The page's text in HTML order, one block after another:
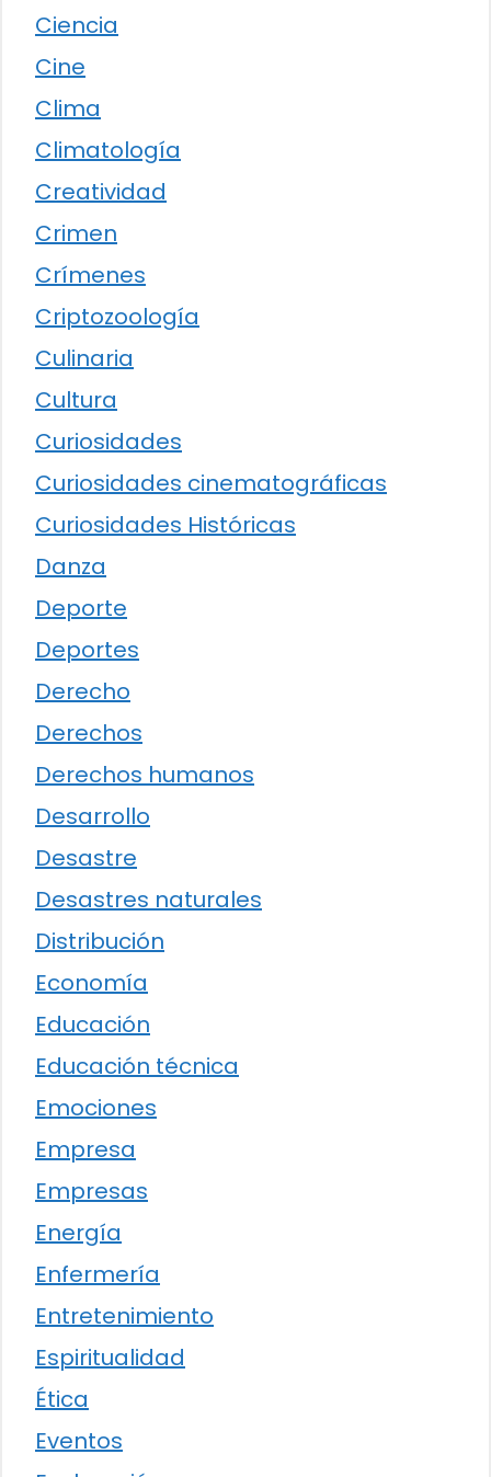
Ciencia
Cine
Clima
Climatología
Creatividad
Crimen
Crímenes
Criptozoología
Culinaria
Cultura
Curiosidades
Curiosidades cinematográficas
Curiosidades Históricas
Danza
Deporte
Deportes
Derecho
Derechos
Derechos humanos
Desarrollo
Desastre
Desastres naturales
Distribución
Economía
Educación
Educación técnica
Emociones
Empresa
Empresas
Energía
Enfermería
Entretenimiento
Espiritualidad
Ética
Eventos